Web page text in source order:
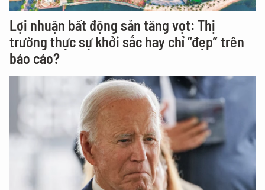
Lợi nhuận bất động sản tăng vọt: Thị
trường thực sự khởi sắc hay chỉ “đẹp” trên
báo cáo?